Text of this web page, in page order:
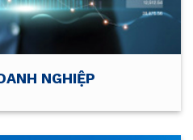
NGHIỆP